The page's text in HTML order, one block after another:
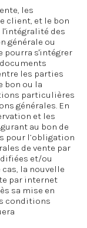
les
client, et le bon
l'intégralité des
générale ou
pourra s'intégrer
les parties
bon ou la
particulières
générales. En
et les
au bon de
pour l’obligation
de vente par
et/ou
la nouvelle
par internet
sa mise en
conditions